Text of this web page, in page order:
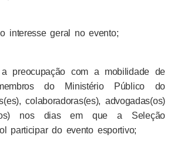
interesse geral no evento;
a preocupação com a mobilidade de
do Ministério Público do
colaboradoras(es), advogadas(os)
nos dias em que a Seleção
participar do evento esportivo;